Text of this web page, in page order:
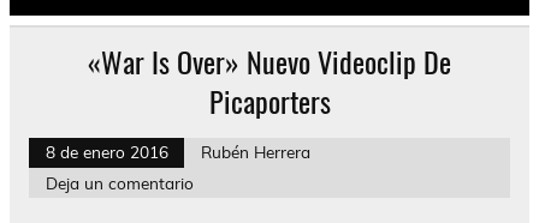
«War Is Over» Nuevo Videoclip De
Picaporters
8 de enero 2016
Rubén Herrera
Deja un comentario